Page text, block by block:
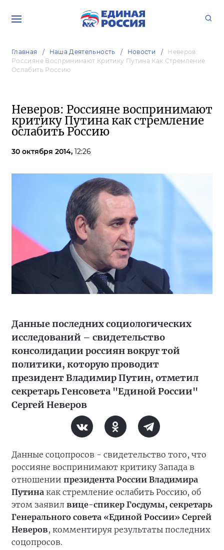
Главная Наша Деятельность Новости
Неверов:
Россияне Воспринимают Критику Путина Как Стремление
Ослабить Россию
Неверов: Россияне воспринимают
критику Путина как стремление
ослабить Россию
30 октября 2014, 12:26
Данные последних социологических
исследований – свидетельство
консолидации россиян вокруг той
политики, которую проводит
президент Владимир Путин, отметил
секретарь Генсовета "Единой России"
Сергей Неверов
Данные соцопросов - свидетельство того, что
россияне воспринимают критику Запада в
отношении президента России Владимира
Путина как стремление ослабить Россию, об
этом заявил вице-спикер Госдумы, секретарь
Генерального совета «Единой России» Сергей
Неверов, комментируя результаты последних
соцопросов.